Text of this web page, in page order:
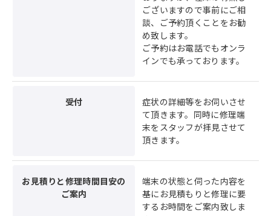
ございますので事前にご相
談、ご予約頂くことをお勧
め致します。
ご予約はお電話でもオンラ
インでも承っております。
受付
症状の詳細等をお伺いさせ
て頂きます。同時に修理端
末をスタッフが拝見させて
頂きます。
お見積りと修理時間目安の
ご案内
端末の状態と伺った内容を
基にお見積もりと修理に要
するお時間をご案内致しま